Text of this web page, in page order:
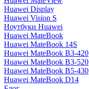
Huawei Display
Huawei Vision S
Ноутбуки Huawei
Huawei MateBook
Huawei MateBook 14S
Huawei MateBook B3-420
Huawei MateBook B3-520
Huawei MateBook B5-430
Huawei MateBook D14